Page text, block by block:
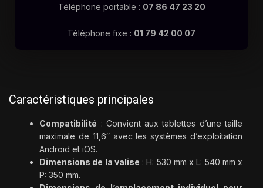
Téléphone portable : 07 86 47 23 20
Téléphone fixe : 01 79 42 00 07
Caractéristiques principales
Compatibilité : Convient aux tablettes d’une taille
maximale de 11,6″ avec les systèmes d’exploitation
Android et iOS.
Dimensions de la valise : H: 530 mm x L: 540 mm x
P: 350 mm.